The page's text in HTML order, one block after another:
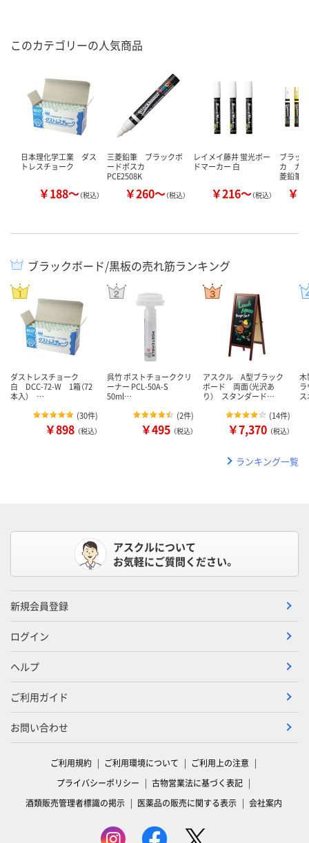
このカテゴリーの人気商品
日本理化学工業 ダス
トレスチョーク
￥188～（税込）
三菱鉛筆 ブラックボ
ードポスカ
PCE2508K
￥260～（税込）
レイメイ藤井 蛍光ボー
ドマーカー 白
￥216～（税込）
ブラッ
カ カラ
菱鉛筆
￥
ブラックボード/黒板の売れ筋ランキング
ダストレスチョーク
白 DCC-72-W 1箱（72
本入） …
(30件)
￥898 （税込）
呉竹 ポストチョーククリ
ーナー PCL-50A-S
50ml…
(2件)
￥495 （税込）
アスクル A型ブラック
ボード 両面（光沢あ
り） スタンダード…
(14件)
￥7,370 （税込）
ランキング一覧
アスクルについて
お気軽にご質問ください。
新規会員登録
ログイン
ヘルプ
ご利用ガイド
お問い合わせ
ご利用規約 ご利用環境について
ご利用上の注意
プライバシーポリシー
古物営業法に基づく表記
酒類販売管理者標識の掲示
医薬品の販売に関する表示 会社案内